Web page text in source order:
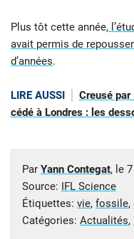
Plus tôt cette année,
avait permis de
d’années.
LIRE AUSSI
Creusé par
cédé à Londres : les
Par Yann Contegat, le
Source:
IFL Science
Étiquettes: vie, fossile,
Catégories: Actualités,